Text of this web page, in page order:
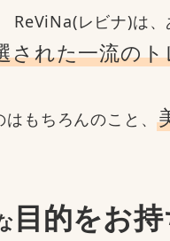
ReViNa(レビナ)は
された一流の
はもちろんのこと、
目的をお